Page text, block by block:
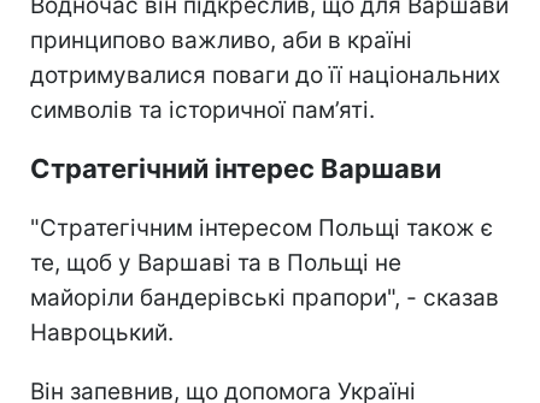
принципово важливо, аби в країні
дотримувалися поваги до її національних
символів та історичної пам’яті.
Стратегічний інтерес Варшави
"Стратегічним інтересом Польщі також є
те, щоб у Варшаві та в Польщі не
майоріли бандерівські прапори", - сказав
Навроцький.
Він запевнив, що допомога Україні